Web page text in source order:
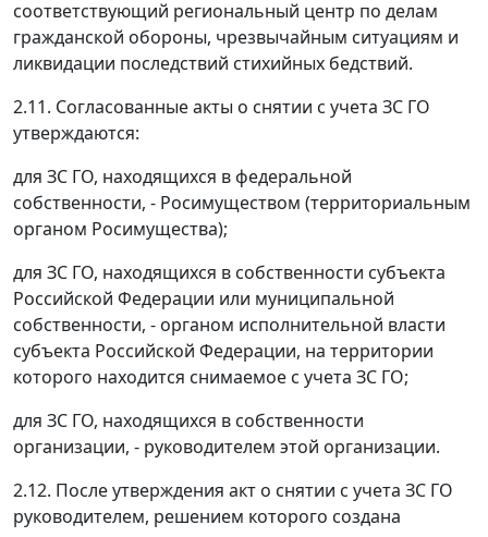
соответствующий региональный центр по делам
гражданской обороны, чрезвычайным ситуациям и
ликвидации последствий стихийных бедствий.
2.11. Согласованные акты о снятии с учета ЗС ГО
утверждаются:
для ЗС ГО, находящихся в федеральной
собственности, - Росимуществом (территориальным
органом Росимущества);
для ЗС ГО, находящихся в собственности субъекта
Российской Федерации или муниципальной
собственности, - органом исполнительной власти
субъекта Российской Федерации, на территории
которого находится снимаемое с учета ЗС ГО;
для ЗС ГО, находящихся в собственности
организации, - руководителем этой организации.
2.12. После утверждения акт о снятии с учета ЗС ГО
руководителем, решением которого создана